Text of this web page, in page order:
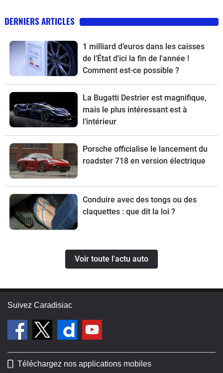
DERNIERS ARTICLES
1 milliard d’euros dans les caisses
de l’État d'ici la fin de l'année !
Comment est-ce possible ?
La Bugatti Destrier est magnifique,
mais le plus intéressant est à
l’intérieur
Porsche officialise le lancement du
roadster 718 en version électrique
Conduire avec des tongs ou des
claquettes : que dit la loi ?
Voir toute l'actu auto
Suivez Caradisiac
Téléchargez nos applications mobiles